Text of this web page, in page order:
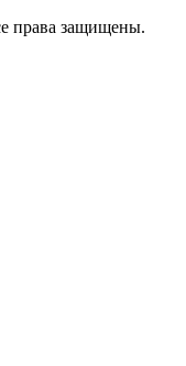
права защищены.